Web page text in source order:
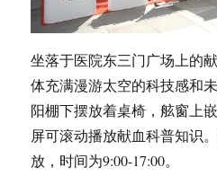
坐落于医院东三门广场上的
体充满漫游太空的科技感和
阳棚下摆放着桌椅，舷窗上
屏可滚动播放献血科普知识
放，时间为9:00-17:00。